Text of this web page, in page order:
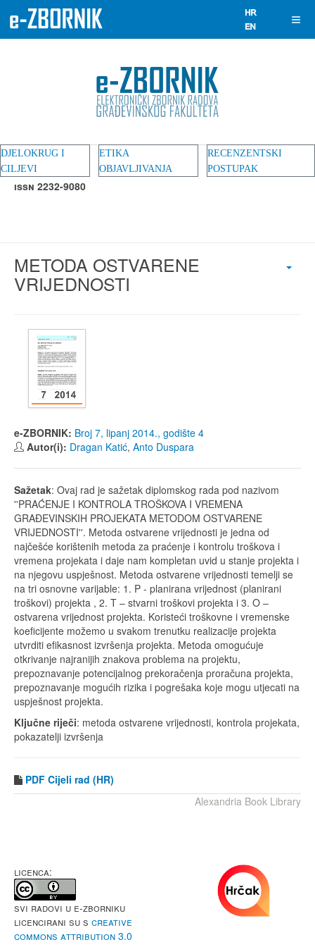
DJELOKRUG I
CILJEVI
ETIKA
OBJAVLJIVANJA
RECENZENTSKI
POSTUPAK
ISSN 2232-9080
METODA OSTVARENE
VRIJEDNOSTI
e-ZBORNIK: Broj 7, lipanj 2014., godište 4
Autor(i): Dragan Katić, Anto Duspara
Sažetak: Ovaj rad je sažetak diplomskog rada pod nazivom
''PRAĆENJE I KONTROLA TROŠKOVA I VREMENA
GRAĐEVINSKIH PROJEKATA METODOM OSTVARENE
VRIJEDNOSTI''. Metoda ostvarene vrijednosti je jedna od
najčešće korištenih metoda za praćenje i kontrolu troškova i
vremena projekata i daje nam kompletan uvid u stanje projekta i
na njegovu uspješnost. Metoda ostvarene vrijednosti temelji se
na tri osnovne varijable: 1. P - planirana vrijednost (planirani
troškovi) projekta , 2. T – stvarni troškovi projekta i 3. O –
ostvarena vrijednost projekta. Koristeći troškovne i vremenske
koeficijente možemo u svakom trenutku realizacije projekta
utvrditi efikasnost izvršenja projekta. Metoda omogućuje
otkrivanje najranijih znakova problema na projektu,
prepoznavanje potencijalnog prekoračenja proračuna projekta,
prepoznavanje mogućih rizika i pogrešaka koje mogu utjecati na
uspješnost projekta.
Ključne riječi: metoda ostvarene vrijednosti, kontrola projekata,
pokazatelji izvršenja
PDF Cijeli rad (HR)
Alexandria Book Library
LICENCA:
Svi radovi u e-Zborniku
licencirani su s Creative
Commons Attribution 3.0